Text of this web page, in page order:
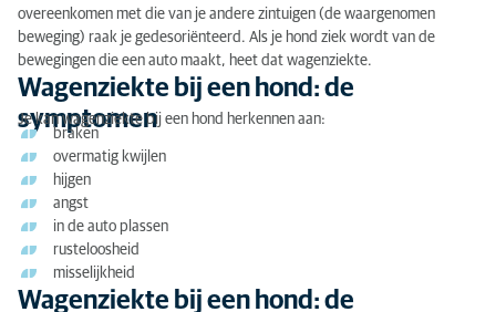
Wagenziekte bij een hond: de symptomen
Wagenziekte bij een hond: de oorzaak
Wat kan je zelf doen tegen reisziekte bij je hond?
Wagenziekte bij een hond: de diagnose
Wagenziekte bij een hond: de behandeling
overeenkomen met die van je andere zintuigen (de waargenomen
beweging) raak je gedesoriënteerd. Als je hond ziek wordt van de
bewegingen die een auto maakt, heet dat wagenziekte.
Wagenziekte bij een hond: de
symptomen
Je kan wagenziekte bij een hond herkennen aan:
braken
overmatig kwijlen
hijgen
angst
in de auto plassen
rusteloosheid
misselijkheid
Wagenziekte bij een hond: de